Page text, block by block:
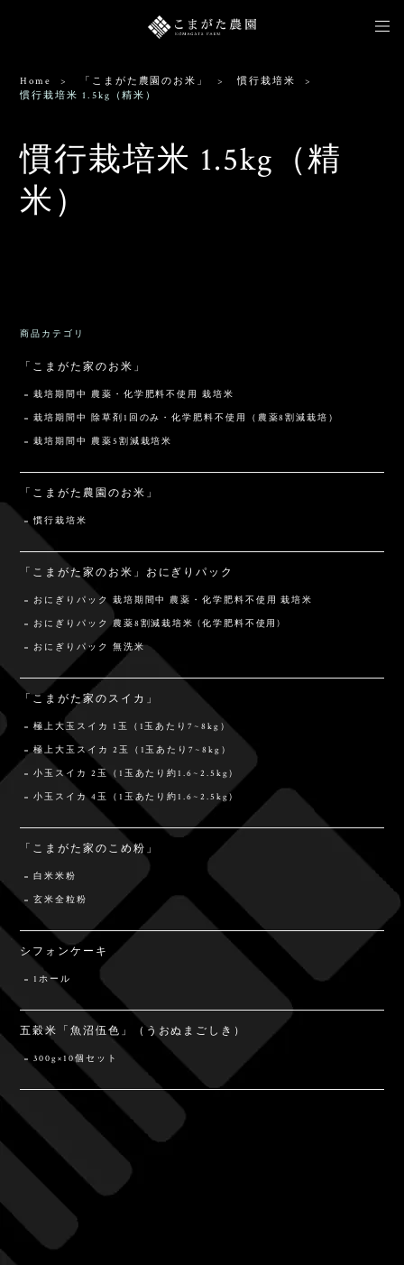
Home 「こまがた農園のお米」
慣行栽培米
慣行栽培米 1.5kg（精米）
慣行栽培米 1.5kg（精
米）
商品カテゴリ
「こまがた家のお米」
栽培期間中 農薬・化学肥料不使用 栽培米
栽培期間中 除草剤1回のみ・化学肥料不使用（農薬8割減栽培）
栽培期間中 農薬5割減栽培米
「こまがた農園のお米」
慣行栽培米
「こまがた家のお米」おにぎりパック
おにぎりパック 栽培期間中 農薬・化学肥料不使用 栽培米
おにぎりパック 農薬8割減栽培米 (化学肥料不使用)
おにぎりパック 無洗米
「こまがた家のスイカ」
極上大玉スイカ 1玉（1玉あたり7~8kg）
極上大玉スイカ 2玉（1玉あたり7~8kg）
小玉スイカ 2玉（1玉あたり約1.6~2.5kg）
小玉スイカ 4玉（1玉あたり約1.6~2.5kg）
「こまがた家のこめ粉」
白米米粉
玄米全粒粉
シフォンケーキ
1ホール
五穀米「魚沼伍色」（うおぬまごしき）
300g×10個セット